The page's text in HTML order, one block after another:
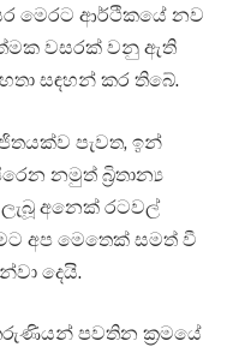
මෙරට ආර්ථිකයේ නව
වසරක් වනු ඇති
සඳහන් කර තිබේ.
පැවත, ඉන්
නමුත් බ්‍රිතාන්‍ය
අනෙක් රටවල්
අප මෙතෙක් සමත් වී
දෙයි.
පවතින ක්‍රමයේ